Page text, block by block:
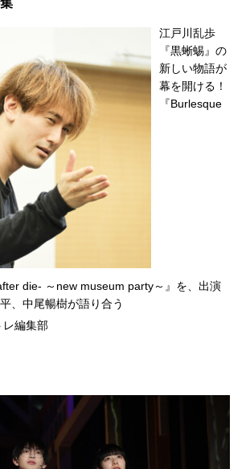
江戸川乱歩
『黒蜥蜴』の
新しい物語が
幕を開ける！
『Burlesque
die- ～new museum party～』を、出演
、中尾暢樹が語り合う
レ編集部